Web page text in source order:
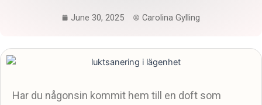
June 30, 2025 Carolina Gylling
Har du någonsin kommit hem till en doft som